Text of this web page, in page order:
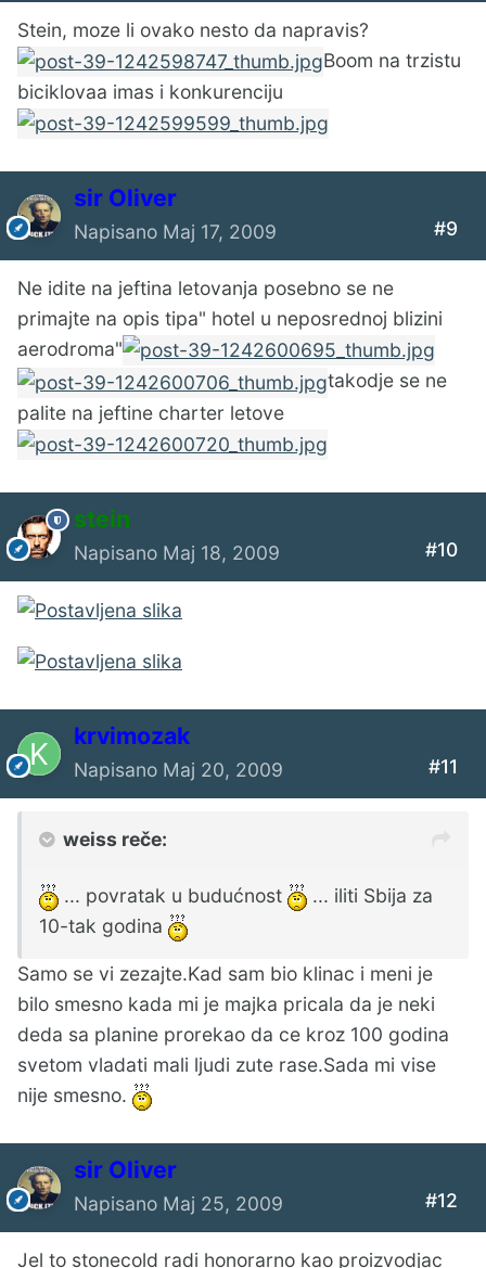
Stein, moze li ovako nesto da napravis?
Boom na trzistu
biciklovaa imas i konkurenciju
sir Oliver
Napisano Maj 17, 2009 #9
Ne idite na jeftina letovanja posebno se ne
primajte na opis tipa" hotel u neposrednoj blizini
aerodroma"
takodje se ne
palite na jeftine charter letove
stein
Napisano Maj 18, 2009 #10
krvimozak
Napisano Maj 20, 2009 #11
weiss reče:
... povratak u budućnost
... iliti Sbija za
10-tak godina
Samo se vi zezajte.Kad sam bio klinac i meni je
bilo smesno kada mi je majka pricala da je neki
deda sa planine prorekao da ce kroz 100 godina
svetom vladati mali ljudi zute rase.Sada mi vise
nije smesno.
sir Oliver
Napisano Maj 25, 2009 #12
Jel to stonecold radi honorarno kao proizvodjac